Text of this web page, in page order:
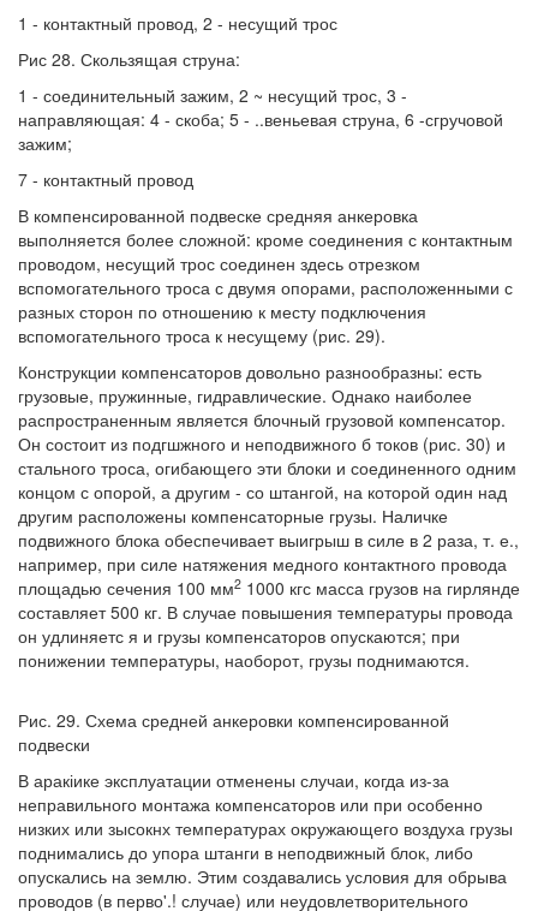
1 - контактный провод, 2 - несущий трос
Рис 28. Скользящая струна:
1 - соединительный зажим, 2 ~ несущий трос, 3 -
направляющая: 4 - скоба; 5 - ..веньевая струна, 6 -сгручовой
зажим;
7 - контактный провод
В компенсированной подвеске средняя анкеровка
выполняется более сложной: кроме соединения с контактным
проводом, несущий трос соединен здесь отрезком
вспомогательного троса с двумя опорами, расположенными с
разных сторон по отношению к месту подключения
вспомогательного троса к несущему (рис. 29).
Конструкции компенсаторов довольно разнообразны: есть
грузовые, пружинные, гидравлические. Однако наиболее
распространенным является блочный грузовой компенсатор.
Он состоит из подгшжного и неподвижного б токов (рис. 30) и
стального троса, огибающего эти блоки и соединенного одним
концом с опорой, а другим - со штангой, на которой один над
другим расположены компенсаторные грузы. Наличке
подвижного блока обеспечивает выигрыш в силе в 2 раза, т. е.,
например, при силе натяжения медного контактного провода
площадью сечения 100 мм2 1000 кгс масса грузов на гирлянде
составляет 500 кг. В случае повышения температуры провода
он удлиняетс я и грузы компенсаторов опускаются; при
понижении температуры, наоборот, грузы поднимаются.
Рис. 29. Схема средней анкеровки компенсированной
подвески
В аракіике эксплуатации отменены случаи, когда из-за
неправильного монтажа компенсаторов или при особенно
низких или зысокнх температурах окружающего воздуха грузы
поднимались до упора штанги в неподвижный блок, либо
опускались на землю. Этим создавались условия для обрыва
проводов (в перво'.! случае) или неудовлетворительного